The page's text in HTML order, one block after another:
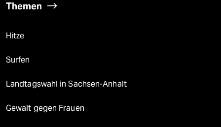
Themen
Hitze
Surfen
Landtagswahl in Sachsen-Anhalt
Gewalt gegen Frauen